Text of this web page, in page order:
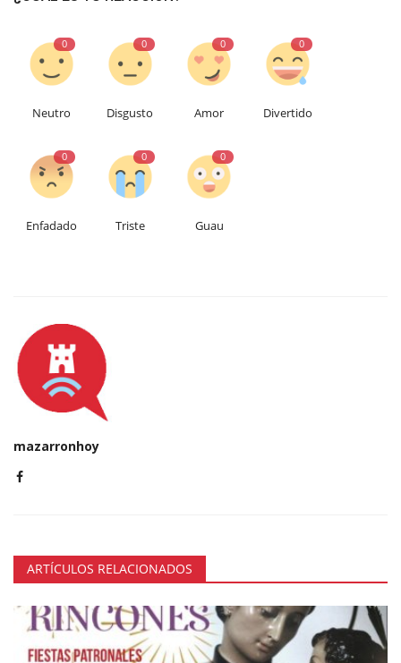
0
Neutro
0
Disgusto
0
Amor
0
Divertido
0
Enfadado
0
Triste
0
Guau
mazarronhoy
ARTÍCULOS RELACIONADOS